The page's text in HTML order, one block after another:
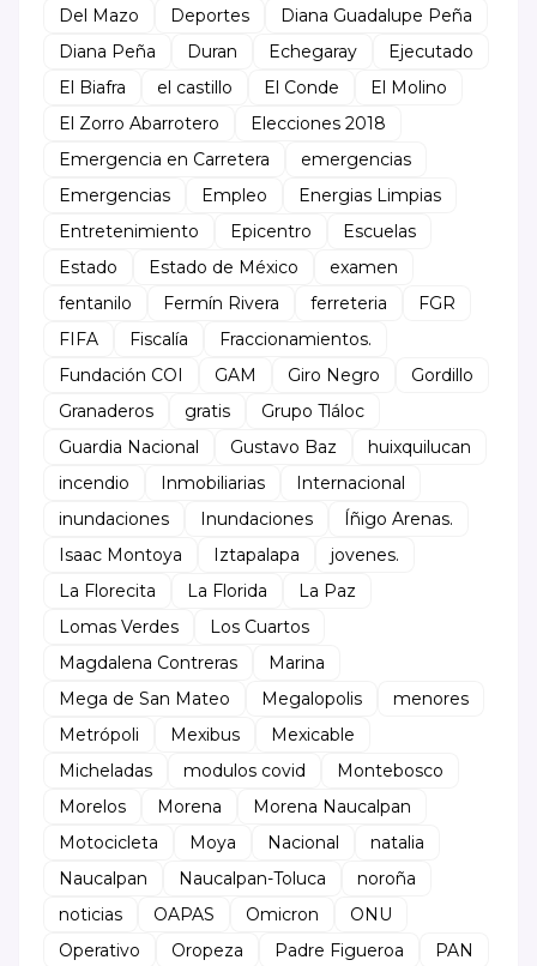
Del Mazo
Deportes
Diana Guadalupe Peña
Diana Peña
Duran Echegaray
Ejecutado
El Biafra
el castillo El Conde
El Molino
El Zorro Abarrotero
Elecciones 2018
Emergencia en Carretera
emergencias
Emergencias
Empleo
Energias Limpias
Entretenimiento
Epicentro
Escuelas
Estado
Estado de México
examen
fentanilo
Fermín Rivera ferreteria
FGR
FIFA
Fiscalía
Fraccionamientos.
Fundación COI
GAM Giro Negro
Gordillo
Granaderos
gratis
Grupo Tláloc
Guardia Nacional
Gustavo Baz
huixquilucan
incendio
Inmobiliarias
Internacional
inundaciones
Inundaciones
Íñigo Arenas.
Isaac Montoya
Iztapalapa
jovenes.
La Florecita
La Florida
La Paz
Lomas Verdes
Los Cuartos
Magdalena Contreras
Marina
Mega de San Mateo
Megalopolis
menores
Metrópoli
Mexibus
Mexicable
Micheladas
modulos covid
Montebosco
Morelos
Morena
Morena Naucalpan
Motocicleta
Moya Nacional
natalia
Naucalpan
Naucalpan-Toluca
noroña
noticias
OAPAS Omicron
ONU
Operativo
Oropeza Padre Figueroa
PAN